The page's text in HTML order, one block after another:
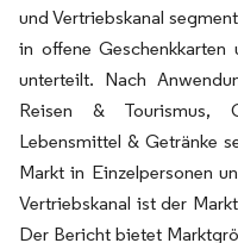
und Vertriebskanal
in offene Geschenkkarten
unterteilt. Nach
Reisen & Tourismus,
Lebensmittel & Getränke
Markt in Einzelpersonen
Vertriebskanal ist der
Der Bericht bietet